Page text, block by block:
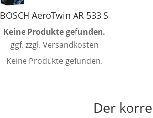
BOSCH AeroTwin AR 533 S
Keine Produkte gefunden.
ggf. zzgl. Versandkosten
Keine Produkte gefunden.
Der